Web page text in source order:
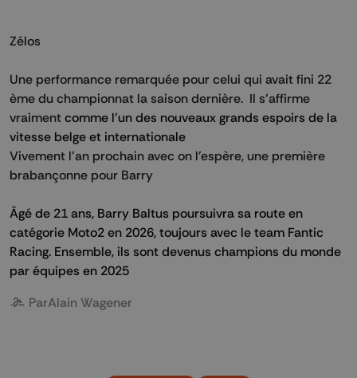
Zélos
Une performance remarquée pour celui qui avait fini 22
ème du championnat la saison dernière. Il s’affirme
vraiment comme l'un des nouveaux grands espoirs de la
vitesse belge et internationale
Vivement l'an prochain avec on l'espère, une première
brabançonne pour Barry
Âgé de 21 ans, Barry Baltus poursuivra sa route en
catégorie Moto2 en 2026, toujours avec le team Fantic
Racing. Ensemble, ils sont devenus champions du monde
par équipes en 2025
ParAlain Wagener